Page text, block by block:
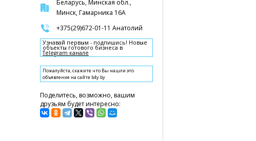
Беларусь, Минская обл.,
Минск, Гамарника 16А
+375(29)672-01-11 Анатолий
Узнавай первым - подпишись! Новые
объекты готового бизнеса в
Telegram канале
Пожалуйста, скажите что Вы нашли это
объявление на сайте b4y.by
Поделитесь, возможно, вашим
друзьям будет интересно: